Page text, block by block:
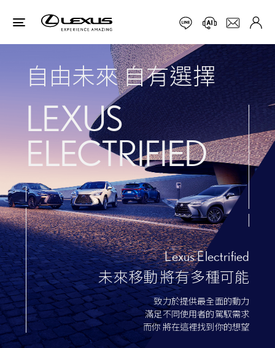
自 由未來自有選擇
LEXUS
ELECTRIFIED
Lexus Electrified
未來移動 將有多種可能
致力於提供最全面的動力
滿足不同使用者的駕馭需求
而你 將在這裡找到你的想望